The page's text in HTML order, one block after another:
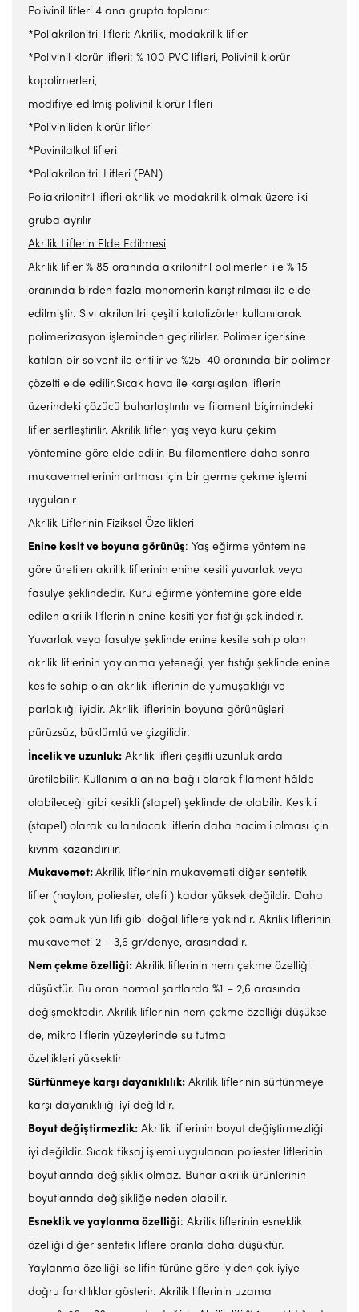
Polivinil lifleri 4 ana grupta toplanır:
*Poliakrilonitril lifleri: Akrilik, modakrilik lifler
*Polivinil klorür lifleri: % 100 PVC lifleri, Polivinil klorür
kopolimerleri,
modifiye edilmiş polivinil klorür lifleri
*Poliviniliden klorür lifleri
*Povinilalkol lifleri
*Poliakrilonitril Lifleri (PAN)
Poliakrilonitril lifleri akrilik ve modakrilik olmak üzere iki
gruba ayrılır
Akrilik Liflerin Elde Edilmesi
Akrilik lifler % 85 oranında akrilonitril polimerleri ile % 15
oranında birden fazla monomerin karıştırılması ile elde
edilmiştir. Sıvı akrilonitril çeşitli katalizörler kullanılarak
polimerizasyon işleminden geçirilirler. Polimer içerisine
katılan bir solvent ile eritilir ve %25–40 oranında bir polimer
çözelti elde edilir.Sıcak hava ile karşılaşılan liflerin
üzerindeki çözücü buharlaştırılır ve filament biçimindeki
lifler sertleştirilir. Akrilik lifleri yaş veya kuru çekim
yöntemine göre elde edilir. Bu filamentlere daha sonra
mukavemetlerinin artması için bir germe çekme işlemi
uygulanır
Akrilik Liflerinin Fiziksel Özellikleri
Enine kesit ve boyuna görünüş: Yaş eğirme yöntemine
göre üretilen akrilik liflerinin enine kesiti yuvarlak veya
fasulye şeklindedir. Kuru eğirme yöntemine göre elde
edilen akrilik liflerinin enine kesiti yer fıstığı şeklindedir.
Yuvarlak veya fasulye şeklinde enine kesite sahip olan
akrilik liflerinin yaylanma yeteneği, yer fıstığı şeklinde enine
kesite sahip olan akrilik liflerinin de yumuşaklığı ve
parlaklığı iyidir. Akrilik liflerinin boyuna görünüşleri
pürüzsüz, büklümlü ve çizgilidir.
İncelik ve uzunluk: Akrilik lifleri çeşitli uzunluklarda
üretilebilir. Kullanım alanına bağlı olarak filament hâlde
olabileceği gibi kesikli (stapel) şeklinde de olabilir. Kesikli
(stapel) olarak kullanılacak liflerin daha hacimli olması için
kıvrım kazandırılır.
Mukavemet: Akrilik liflerinin mukavemeti diğer sentetik
lifler (naylon, poliester, olefi ) kadar yüksek değildir. Daha
çok pamuk yün lifi gibi doğal liflere yakındır. Akrilik liflerinin
mukavemeti 2 – 3,6 gr/denye, arasındadır.
Nem çekme özelliği: Akrilik liflerinin nem çekme özelliği
düşüktür. Bu oran normal şartlarda %1 – 2,6 arasında
değişmektedir. Akrilik liflerinin nem çekme özelliği düşükse
de, mikro liflerin yüzeylerinde su tutma
özellikleri yüksektir
Sürtünmeye karşı dayanıklılık: Akrilik liflerinin sürtünmeye
karşı dayanıklılığı iyi değildir.
Boyut değiştirmezlik: Akrilik liflerinin boyut değiştirmezliği
iyi değildir. Sıcak fiksaj işlemi uygulanan poliester liflerinin
boyutlarında değişiklik olmaz. Buhar akrilik ürünlerinin
boyutlarında değişikliğe neden olabilir.
Esneklik ve yaylanma özelliği: Akrilik liflerinin esneklik
özelliği diğer sentetik liflere oranla daha düşüktür.
Yaylanma özelliği ise lifin türüne göre iyiden çok iyiye
doğru farklılıklar gösterir. Akrilik liflerinin uzama